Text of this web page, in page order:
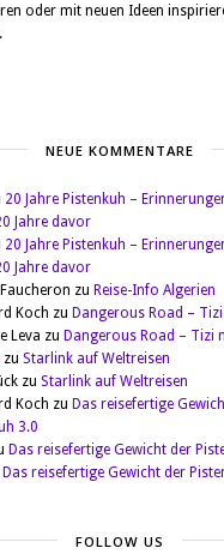
oder mit neuen Ideen
NEUE KOMMENTARE
20 Jahre Pistenkuh –
Jahre davor
20 Jahre Pistenkuh –
Jahre davor
zu Reise-Info Algerien
Koch zu Dangerous Road – Tizi
Leva zu Dangerous Road – Tizi
zu Starlink auf Weltreisen
zu Starlink auf Weltreisen
Koch zu Das reisefertige
3.0
Das reisefertige Gewicht der
Das reisefertige Gewicht der
FOLLOW US